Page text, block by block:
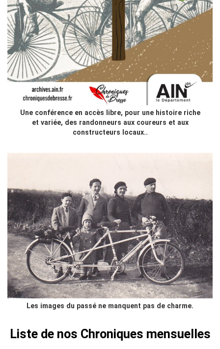
Une conférence en accès libre, pour une histoire riche
et variée, des randonneurs aux coureurs et aux
constructeurs locaux..
Les images du passé ne manquent pas de charme.
Liste de nos Chroniques mensuelles